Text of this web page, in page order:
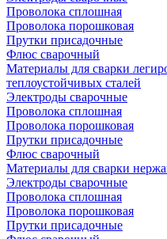
Проволока сплошная
Проволока порошковая
Прутки присадочные
Флюс сварочный
Материалы для сварки
теплоустойчивых сталей
Электроды сварочные
Проволока сплошная
Проволока порошковая
Прутки присадочные
Флюс сварочный
Материалы для сварки
Электроды сварочные
Проволока сплошная
Проволока порошковая
Прутки присадочные